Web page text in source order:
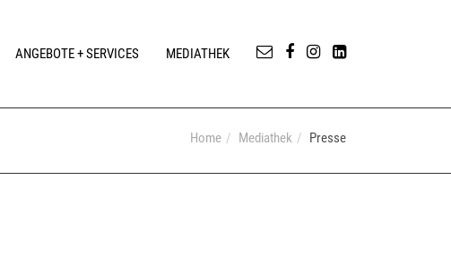
ANGEBOTE + SERVICES MEDIATHEK
Home Mediathek Presse